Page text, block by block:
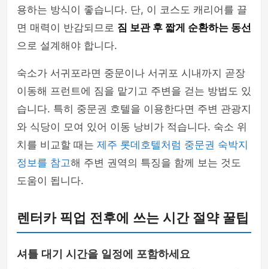
용하는 방식이 좋습니다. 단, 이 코스도 캐리어를 끌
면 매력이 반감되므로 짐 보관 후 짧게 순환하는 동선
으로 설계해야 합니다.
숙소가 서귀포라면 중문이나 서귀포 시내까지 곧장
이동해 프런트에 짐을 맡기고 주변을 걷는 방법도 있
습니다. 특히 중문권 호텔을 이용한다면 주변 관광지
와 식당이 모여 있어 이동 낭비가 적습니다. 숙소 위
치를 비교할 때는 제주 롯데호텔처럼 중문권 숙박지
정보를 참고해 주변 권역의 특징을 함께 보는 것도
도움이 됩니다.
렌터카 픽업 전후에 쓰는 시간 절약 꿀팁
셔틀 대기 시간을 일정에 포함하세요